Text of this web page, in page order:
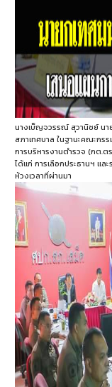
นางเบ็ญจวรรณ์ สุวานิชย์ น
สภาเทศบาล ในฐานะคณะกร
การบริหารงานตำรวจ (กต.ต
ได้แก่ การเลือกประธานฯ แ
ห้วงเวลาที่ผ่านมา